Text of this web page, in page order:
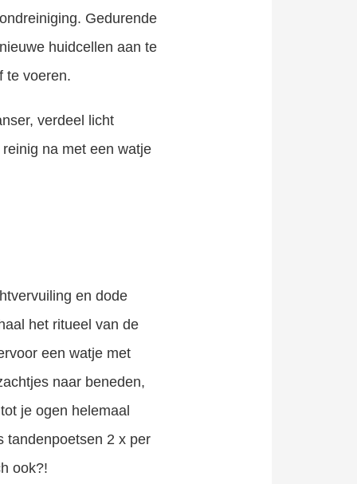
Gedurende
huidcellen aan te
te voeren.
verdeel licht
na met een watje
en dode
het ritueel van de
een watje met
naar beneden,
je ogen helemaal
tandenpoetsen 2 x per
ook?!